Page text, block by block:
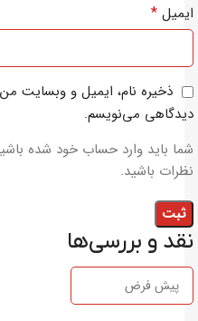
نقد و بررسی‌ها
ایمیل *
ذخیره نام، ایمیل و وبسایت من
دیدگاهی می‌نویسم.
شما باید وارد حساب خود شده
نظرات باشید.